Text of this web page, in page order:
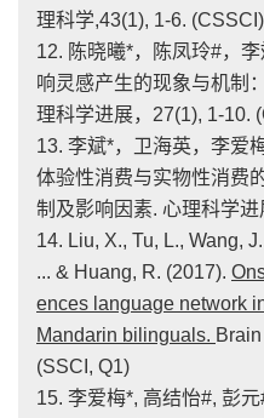
理科学,43(1), 1-6.
12. 陈晓曦*，陈凤玲#，
响灵感产生的现象与机制
理科学进展，27(1), 1-10.
13. 李斌*，卫海英，李爱
体验性消费与实物性消费
制及影响因素. 心理科学
14. Liu, X., Tu, L., Wang,
... & Huang, R. (2017).
ences language network
Mandarin bilinguals.
(SSCI, Q1)
15. 李爱梅*, 高结怡#, 彭